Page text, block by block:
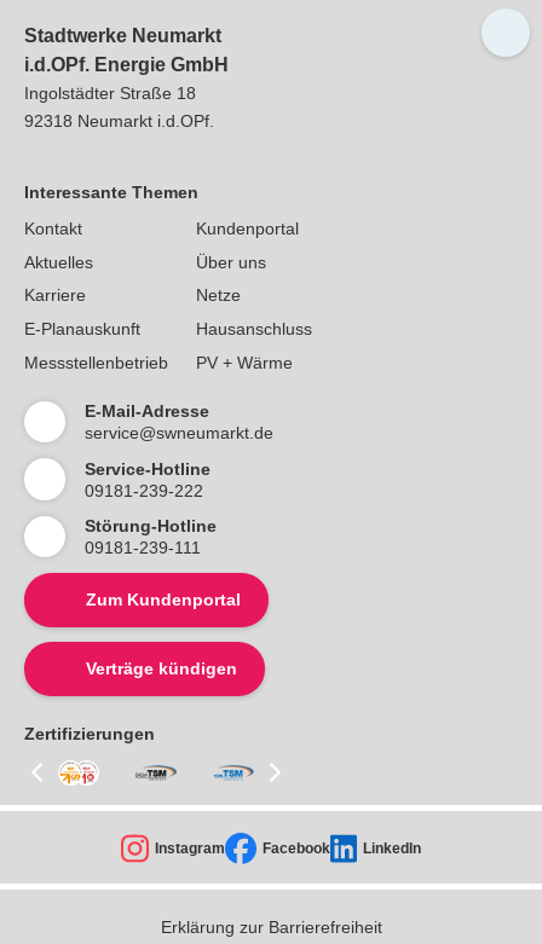
Stadtwerke Neumarkt
i.d.OPf. Energie GmbH
Ingolstädter Straße 18
92318 Neumarkt i.d.OPf.
Interessante Themen
Kontakt
Kundenportal
Aktuelles
Über uns
Karriere
Netze
E-Planauskunft
Hausanschluss
Messstellenbetrieb
PV + Wärme
E-Mail-Adresse
service@swneumarkt.de
Service-Hotline
09181-239-222
Störung-Hotline
09181-239-111
Zum Kundenportal
Verträge kündigen
Zertifizierungen
Instagram Facebook LinkedIn
Erklärung zur Barrierefreiheit